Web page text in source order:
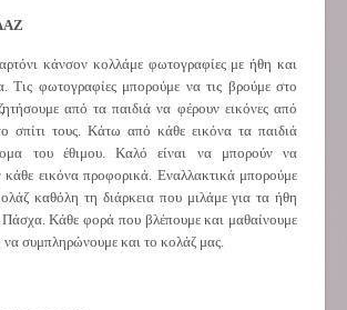
κάνσον κολλάμε φωτογραφίες με ήθη και
Τις φωτογραφίες μπορούμε να τις βρούμε στο
από τα παιδιά να φέρουν εικόνες από
σπίτι τους. Κάτω από κάθε εικόνα τα παιδιά
του έθιμου. Καλό είναι να μπορούν να
κάθε εικόνα προφορικά. Εναλλακτικά μπορούμε
καθόλη τη διάρκεια που μιλάμε για τα ήθη
Πάσχα. Κάθε φορά που βλέπουμε και μαθαίνουμε
να συμπληρώνουμε και το κολάζ μας.